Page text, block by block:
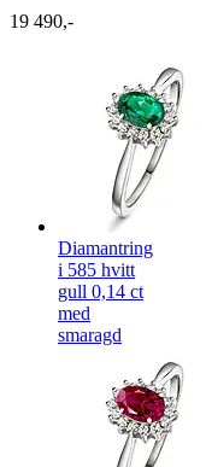
19 490,-
Diamantring
i 585 hvitt
gull 0,14 ct
med
smaragd